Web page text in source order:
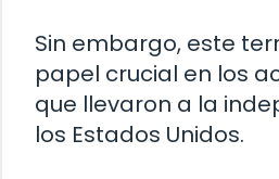
Sin embargo, este
papel crucial en los
que llevaron a la
los Estados Unidos.